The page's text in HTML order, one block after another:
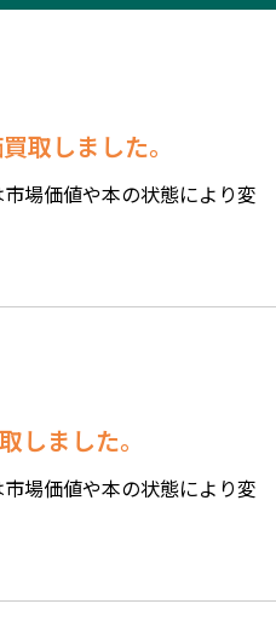
取しました。
場価値や本の状態により変
しました。
場価値や本の状態により変